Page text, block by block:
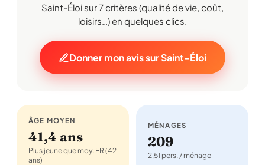
Saint-Éloi sur 7 critères (qualité de vie, coût,
loisirs…) en quelques clics.
Donner mon avis sur Saint-Éloi
ÂGE MOYEN
41,4 ans
Plus jeune que moy. FR (42
ans)
MÉNAGES
209
2,51 pers. / ménage